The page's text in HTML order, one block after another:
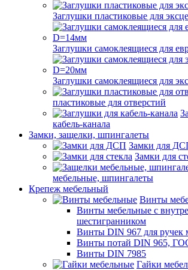
Заглушки пластиковые для
Заглушки самоклеящиеся для
Заглушки самоклеящиеся для
пластиковые для отверстий
кабель-канала
Замки, защелки, шпингалеты
Замки для
Замки для
мебельные, шпингалеты
Крепеж мебельный
Винты
Винты мебельные с
шестигранником
Винты DIN 967 для ручек
Винты потай DIN 965,
Винты DIN 7985
Гайки